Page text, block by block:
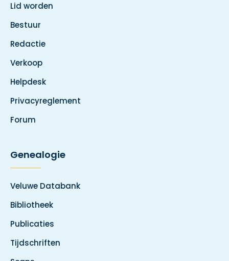
Lid worden
Bestuur
Redactie
Verkoop
Helpdesk
Privacyreglement
Forum
Genealogie
Veluwe Databank
Bibliotheek
Publicaties
Tijdschriften